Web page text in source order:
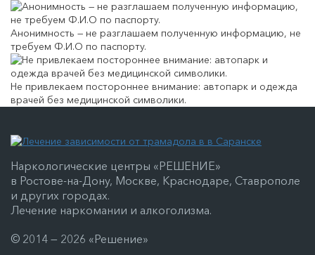
Анонимность — не разглашаем полученную информацию, не
требуем Ф.И.О по паспорту.
Не привлекаем постороннее внимание: автопарк и одежда
врачей без медицинской символики.
Наркологические центры «РЕШЕНИЕ»
в Ростове-на-Дону, Москве, Краснодаре, Ставрополе
и других городах.
Лечение наркомании и алкоголизма.
© 2014 — 2026 «Решение»